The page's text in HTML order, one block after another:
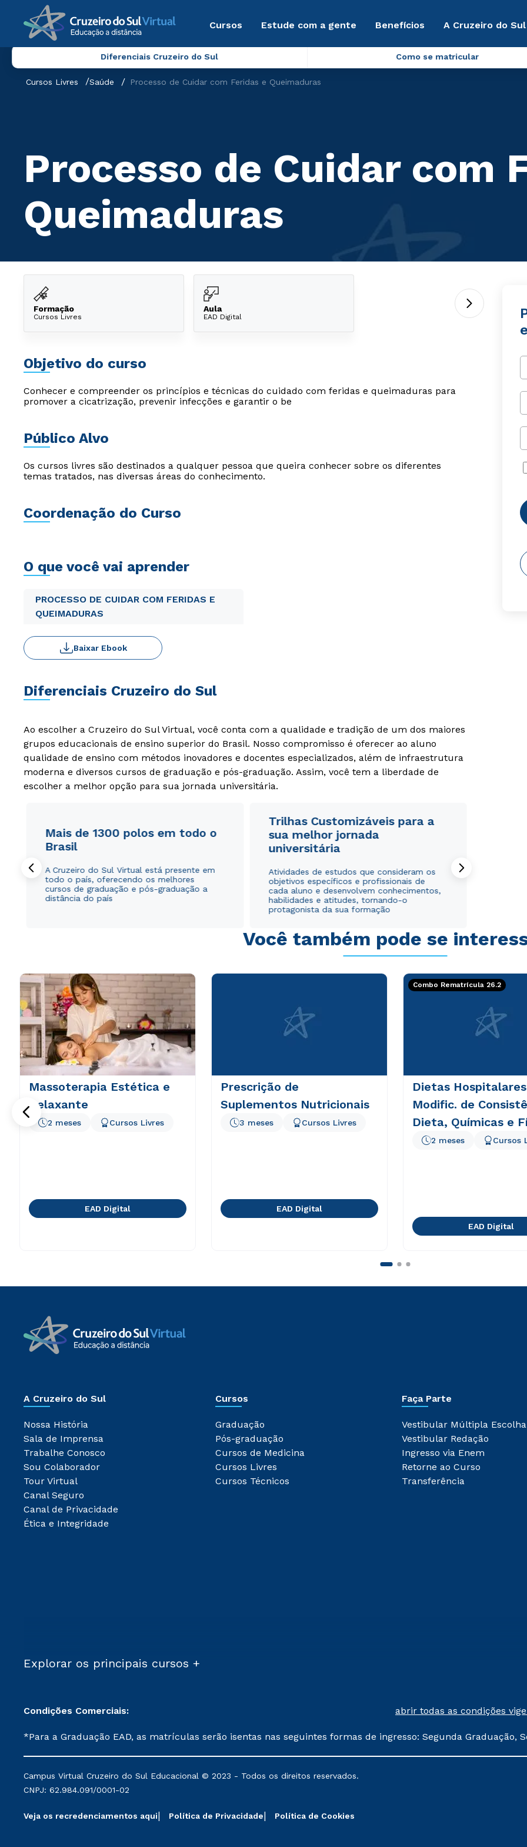
Cursos Estude com a gente Benefícios A Cruzeiro do
Diferenciais Cruzeiro do Sul Como se matricular
Cursos Livres Saúde Processo de Cuidar com Feridas e Queimaduras
Processo de Cuidar com
Queimaduras
Formação
Cursos Livres
Aula
EAD Digital
Objetivo do curso
Conhecer e compreender os princípios e técnicas do cuidado com feridas e queimaduras para
promover a cicatrização, prevenir infecções e garantir o be
Público Alvo
Os cursos livres são destinados a qualquer pessoa que queira conhecer sobre os diferentes
temas tratados, nas diversas áreas do conhecimento.
Coordenação do Curso
O que você vai aprender
PROCESSO DE CUIDAR COM FERIDAS E
QUEIMADURAS
Baixar Ebook
Diferenciais Cruzeiro do Sul
Ao escolher a Cruzeiro do Sul Virtual, você conta com a qualidade e tradição de um dos maiores
grupos educacionais de ensino superior do Brasil. Nosso compromisso é oferecer ao aluno
qualidade de ensino com métodos inovadores e docentes especializados, além de infraestrutura
moderna e diversos cursos de graduação e pós-graduação. Assim, você tem a liberdade de
escolher a melhor opção para sua jornada universitária.
Mais de 1300 polos em todo o
Brasil
A Cruzeiro do Sul Virtual está presente em
todo o país, oferecendo os melhores
cursos de graduação e pós-graduação a
distância do país
Trilhas Customizáveis para a
sua melhor jornada
universitária
Atividades de estudos que consideram os
objetivos específicos e profissionais de
cada aluno e desenvolvem conhecimentos,
habilidades e atitudes, tornando-o
protagonista da sua formação
Você também pode se
Massoterapia Estética e
Relaxante
2 meses Cursos Livres
EAD Digital
Prescrição de
Suplementos Nutricionais
3 meses Cursos Livres
EAD Digital
Combo Rematrícula 26.2
Dietas
Modific. de
Dieta, Químicas e
2 meses Cursos
EAD Digital
A Cruzeiro do Sul
Nossa História
Sala de Imprensa
Trabalhe Conosco
Sou Colaborador
Tour Virtual
Canal Seguro
Canal de Privacidade
Ética e Integridade
Cursos
Graduação
Pós-graduação
Cursos de Medicina
Cursos Livres
Cursos Técnicos
Faça Parte
Vestibular Múltipla Escolha
Vestibular Redação
Ingresso via Enem
Retorne ao Curso
Transferência
Explorar os principais cursos +
Condições Comerciais: abrir todas as condições
*Para a Graduação EAD, as matrículas serão isentas nas seguintes formas de ingresso: Segunda Graduação,
mantidos conforme negociação. Descontos institucionais poderão sofrer alterações nos períodos de
serviços.
Campus Virtual Cruzeiro do Sul Educacional © 2023 - Todos os direitos reservados.
CNPJ: 62.984.091/0001-02
Veja os recredenciamentos aqui Política de Privacidade Política de Cookies
WhatsApp
ou
Política de Privacidade.e
autorizo que meus dados sejam utilizados para o
WhatsApp
ou
Política de Privacidade.e
autorizo que meus dados sejam utilizados para o